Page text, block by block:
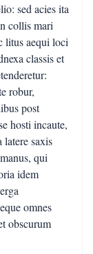
sed acies ita
collis mari
litus aequi loci
classis et
robur,
post
hosti incaute,
latere saxis
qui
idem
omnes
obscurum